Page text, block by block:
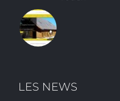
LES NEWS